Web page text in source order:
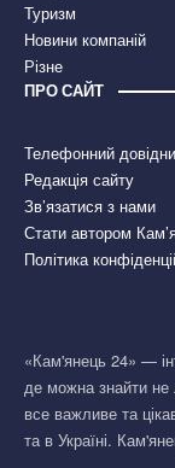
Туризм
Новини компаній
Різне
ПРО САЙТ
Телефонний
Редакція сайту
Зв’язатися з нами
Стати автором
Політика
«Кам'янець 24» —
де можна знайти не
все важливе та
та в Україні.